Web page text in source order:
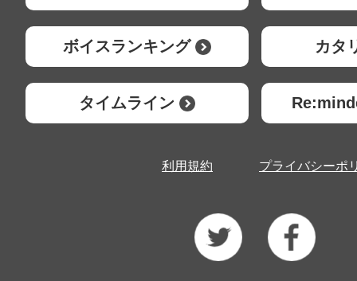
ボイスランキング カタ
タイムライン
利用規約 プライバシーポ